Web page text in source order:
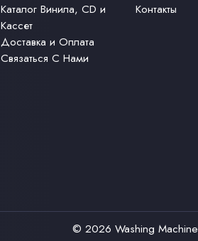
Каталог Винила, CD и
Кассет
Доставка и Оплата
Связаться С Нами
Контакты
© 2026 Washing Machine